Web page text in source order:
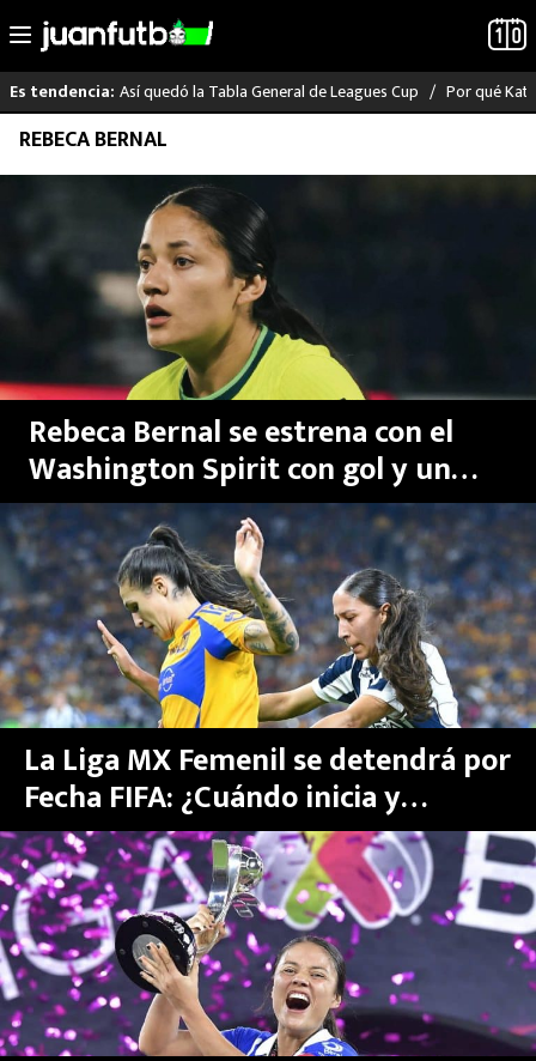
Saltar
contenido
Es tendencia: Así quedó la Tabla General de Leagues Cup Por qué
LO ÚLTIMO
LIGA MX
RAYADOS
ATLANTE
SELECCIÓN MEXICANA
FUTBOL INTERNACIONAL
MEXICANOS EN EL EXTRANJERO
FUTBOL ESTUFA
FÓRMULA 1
BOXEO
LIGA MX
NFL
REBECA BERNAL
Rebeca Bernal se estrena con el
Washington Spirit con gol y un
título | VIDEO
La Liga MX Femenil se detendrá por
Fecha FIFA: ¿Cuándo inicia y
termina la pausa?